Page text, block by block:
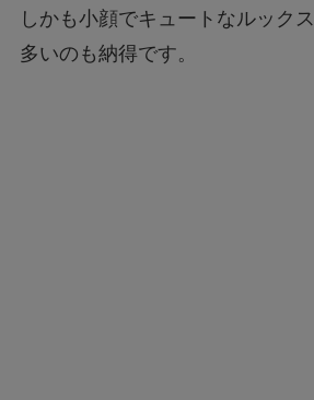
しかも小顔でキュートなルック
多いのも納得です。